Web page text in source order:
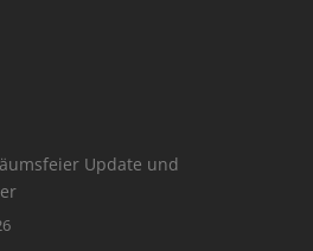
Update und